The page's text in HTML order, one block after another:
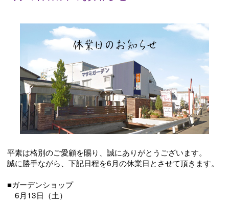
平素は格別のご愛顧を賜り、誠にありがとうございます。
誠に勝手ながら、下記日程を6月の休業日とさせて頂きます。
■ガーデンショップ
6月13日（土）